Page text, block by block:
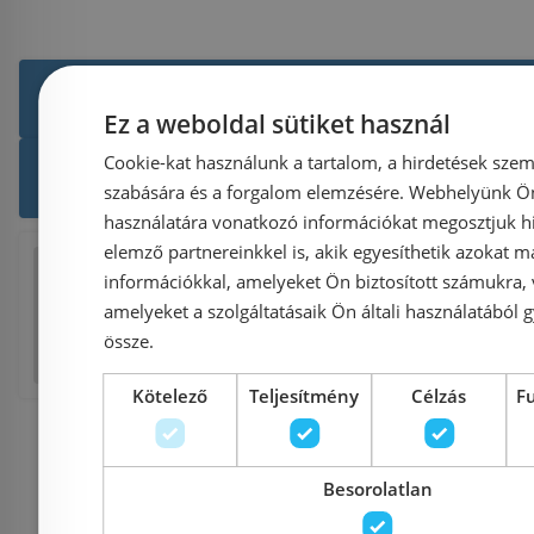
Mofém termékek
Facebook Twitter Pinterest
Ez a weboldal sütiket használ
Cookie-kat használunk a tartalom, a hirdetések
szabására és a forgalom elemzésére. Webhelyünk
használatára vonatkozó információkat megosztjuk
elemző partnereinkkel is, akik egyesíthetik azokat
információkkal, amelyeket Ön biztosított számukra,
amelyeket a szolgáltatásaik Ön általi használatából
össze.
Kötelező Teljesítmény Célzás
Besorolatlan